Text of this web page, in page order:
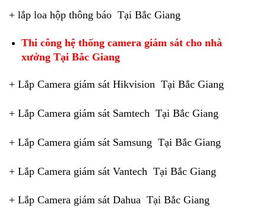
+ lắp loa hộp thông báo Tại Bắc Giang
Thi công hệ thống camera giám sát cho nhà
xưởng Tại Bắc Giang
+ Lắp Camera giám sát Hikvision Tại Bắc Giang
+ Lắp Camera giám sát Samtech Tại Bắc Giang
+ Lắp Camera giám sát Samsung Tại Bắc Giang
+ Lắp Camera giám sát Vantech Tại Bắc Giang
+ Lắp Camera giám sát Dahua Tại Bắc Giang